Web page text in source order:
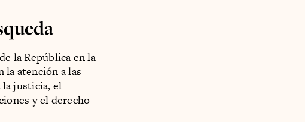
la República en la
la atención a las
la justicia, el
y el derecho